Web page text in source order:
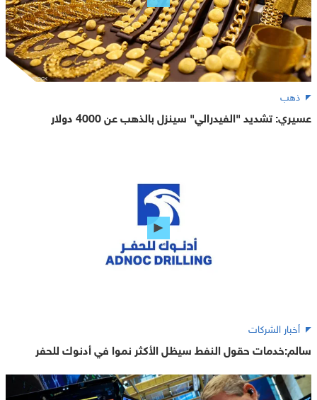
ذهب
عسيري: تشديد "الفيدرالي" سينزل بالذهب عن 4000 دولار
أخبار الشركات
سالم:خدمات حقول النفط سيظل الأكثر نموا في أدنوك للحفر